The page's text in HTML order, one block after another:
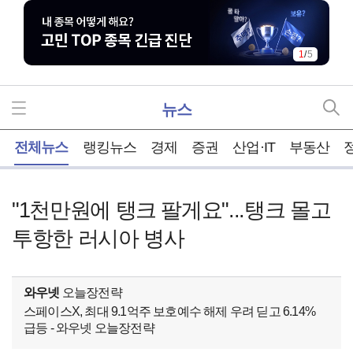
1/5
뉴스
전체뉴스 랭킹뉴스 경제 증권 산업·IT 부동산
"1천만원에 탱크 팔게요"...탱크 몰고
투항한 러시아 병사
와우넷 오늘장전략
스페이스X, 최대 9.1억주 보호예수 해제 우려 딛고 6.14%
급등 - 와우넷 오늘장전략